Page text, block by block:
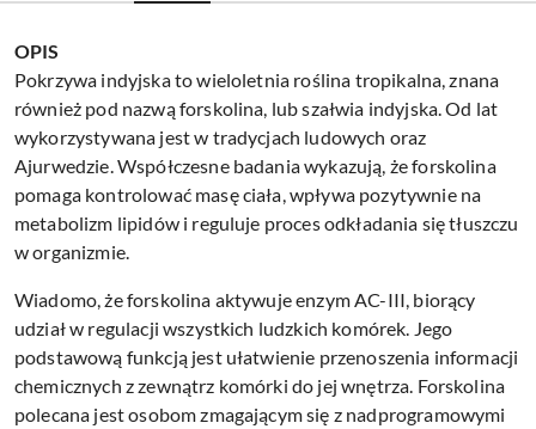
OPIS
Pokrzywa indyjska to wieloletnia roślina tropikalna, znana
również pod nazwą forskolina, lub szałwia indyjska. Od lat
wykorzystywana jest w tradycjach ludowych oraz
Ajurwedzie. Współczesne badania wykazują, że forskolina
pomaga kontrolować masę ciała, wpływa pozytywnie na
metabolizm lipidów i reguluje proces odkładania się tłuszczu
w organizmie.
Wiadomo, że forskolina aktywuje enzym AC-III, biorący
udział w regulacji wszystkich ludzkich komórek. Jego
podstawową funkcją jest ułatwienie przenoszenia informacji
chemicznych z zewnątrz komórki do jej wnętrza. Forskolina
polecana jest osobom zmagającym się z nadprogramowymi